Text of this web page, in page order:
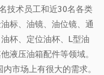
技术员工和近30名各类
标、油镜、油位镜、通
杯、定位油杯、L型油
液压油箱配件等领域。
市场上有很大的需求。